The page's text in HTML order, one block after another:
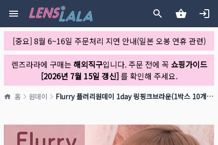
[중요] 8월 6~16일 주문처리 지연 안내(일본 오봉 연휴 관련)
렌즈라라에 구매는 해외직구입니다. 주문 전에 꼭 쇼핑가이드
[2026년 7월 15일 갱신]를 확인해 주세요.
홈 원데이 Flurry 플러리원데이 1day 링핑크브라운(1박스 10개들이)